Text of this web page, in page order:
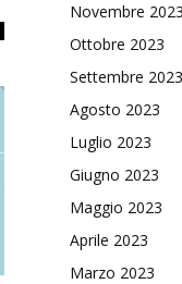
Novembre 2023
Ottobre 2023
Settembre 2023
Agosto 2023
Luglio 2023
Giugno 2023
Maggio 2023
Aprile 2023
Marzo 2023